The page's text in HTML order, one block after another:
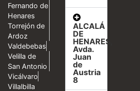
Fernando de
Henares
Torrejón de
Ardoz
Valdebebas
Velilla de
San Antonio
Vicálvaro
Villalbilla
ALCALÁ
DE
HENARES,
Avda.
Juan
de
Austria
8